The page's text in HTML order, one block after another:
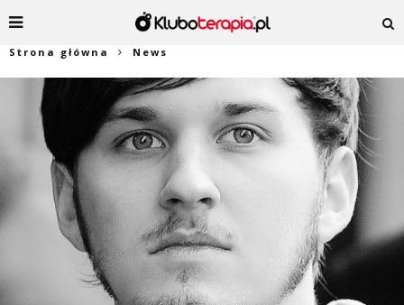
Strona główna News